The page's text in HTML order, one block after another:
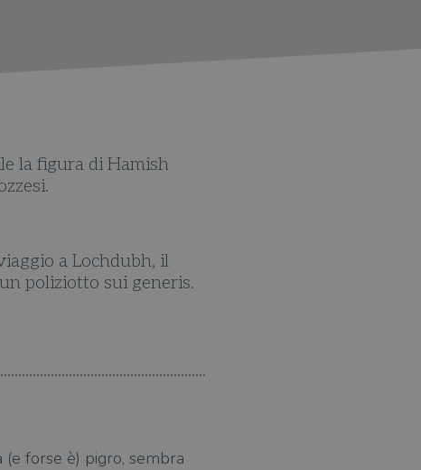
la figura di Hamish
a Lochdubh, il
poliziotto sui generis.
forse è) pigro, sembra